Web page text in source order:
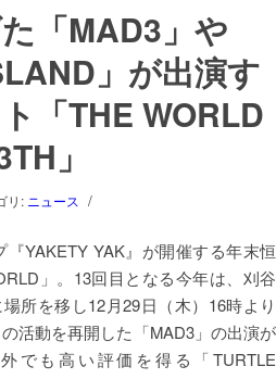
「MAD3」や
」が出演す
「THE WORLD
」
リ: ニュース /
YAKETY YAK』が開催する年末恒
」。13回目となる今年は、刈谷
所を移し12月29日（木）16時より
活動を再開した「MAD3」の出演が
でも高い評価を得る「TURTLE